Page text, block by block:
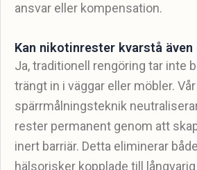
ansvar eller kompensation.
Kan nikotinrester kvarstå
Ja, traditionell rengöring tar inte
trängt in i väggar eller möbler. Vår
spärrmålningsteknik
rester permanent genom att
inert barriär. Detta eliminerar
hälsorisker kopplade till